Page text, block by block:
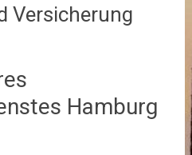
Versicherung
Hamburg